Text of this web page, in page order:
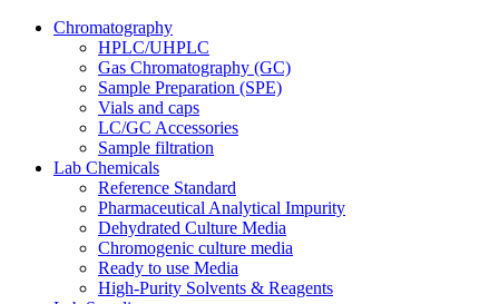
Chromatography
HPLC/UHPLC
Gas Chromatography (GC)
Sample Preparation (SPE)
Vials and caps
LC/GC Accessories
Sample filtration
Lab Chemicals
Reference Standard
Pharmaceutical Analytical Impurity
Dehydrated Culture Media
Chromogenic culture media
Ready to use Media
High-Purity Solvents & Reagents